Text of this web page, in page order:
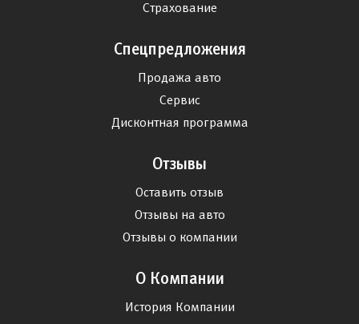
Страхование
Спецпредложения
Продажа авто
Сервис
Дисконтная программа
Отзывы
Оставить отзыв
Отзывы на авто
Отзывы о компании
О Компании
История Компании